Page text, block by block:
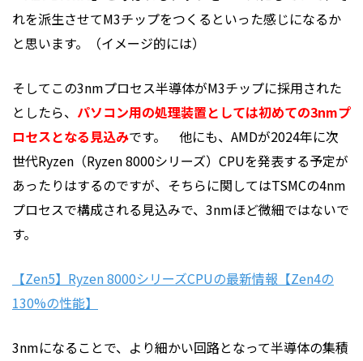
れを派生させてM3チップをつくるといった感じになるか
と思います。（イメージ的には）
そしてこの3nmプロセス半導体がM3チップに採用された
としたら、 パソコン用の処理装置としては初めての3nmプ
ロセスとなる見込みです。 他にも、AMDが2024年に次
世代Ryzen（Ryzen 8000シリーズ）CPUを発表する予定が
あったりはするのですが、そちらに関してはTSMCの4nm
プロセスで構成される見込みで、3nmほど微細ではないで
す。
【Zen5】Ryzen 8000シリーズCPUの最新情報【Zen4の
130%の性能】
3nmになることで、より細かい回路となって半導体の集積